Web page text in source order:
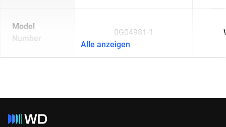
Model
Number
0G04981-1
Alle anzeigen